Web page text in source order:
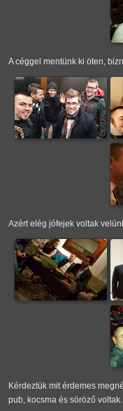
A céggel mentünk ki öten,
Azért elég jófejek voltak
Kérdeztük mit érdemes
pub, kocsma és söröző